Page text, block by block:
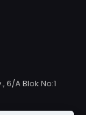
6/A Blok No:1